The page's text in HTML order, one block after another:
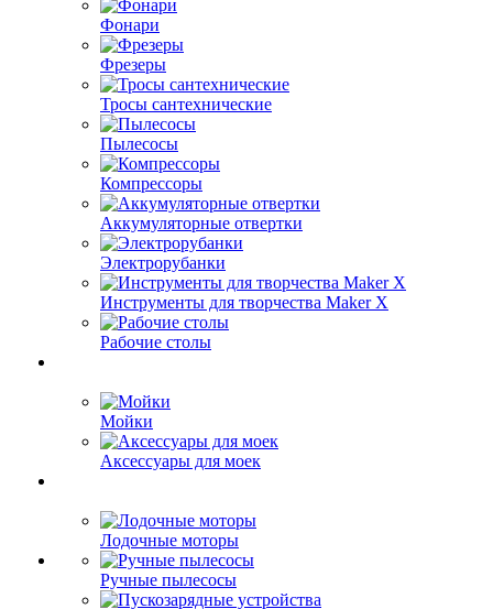
Фонари
Фрезеры
Тросы сантехнические
Пылесосы
Компрессоры
Аккумуляторные отвертки
Электрорубанки
Инструменты для творчества Maker X
Рабочие столы
Мойки
Аксессуары для моек
Лодочные моторы
Ручные пылесосы